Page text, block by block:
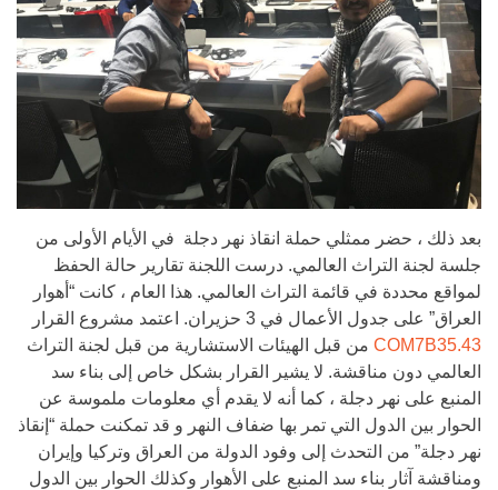
بعد ذلك ، حضر ممثلي حملة انقاذ نهر دجلة في الأيام الأولى من
جلسة لجنة التراث العالمي. درست اللجنة تقارير حالة الحفظ
لمواقع محددة في قائمة التراث العالمي. هذا العام ، كانت “أهوار
العراق” على جدول الأعمال في 3 حزيران. اعتمد مشروع القرار
43.COM7B35
من قبل الهيئات الاستشارية من قبل لجنة التراث
العالمي دون مناقشة. لا يشير القرار بشكل خاص إلى بناء سد
المنبع على نهر دجلة ، كما أنه لا يقدم أي معلومات ملموسة عن
الحوار بين الدول التي تمر بها ضفاف النهر و قد تمكنت حملة “إنقاذ
نهر دجلة” من التحدث إلى وفود الدولة من العراق وتركيا وإيران
ومناقشة آثار بناء سد المنبع على الأهوار وكذلك الحوار بين الدول